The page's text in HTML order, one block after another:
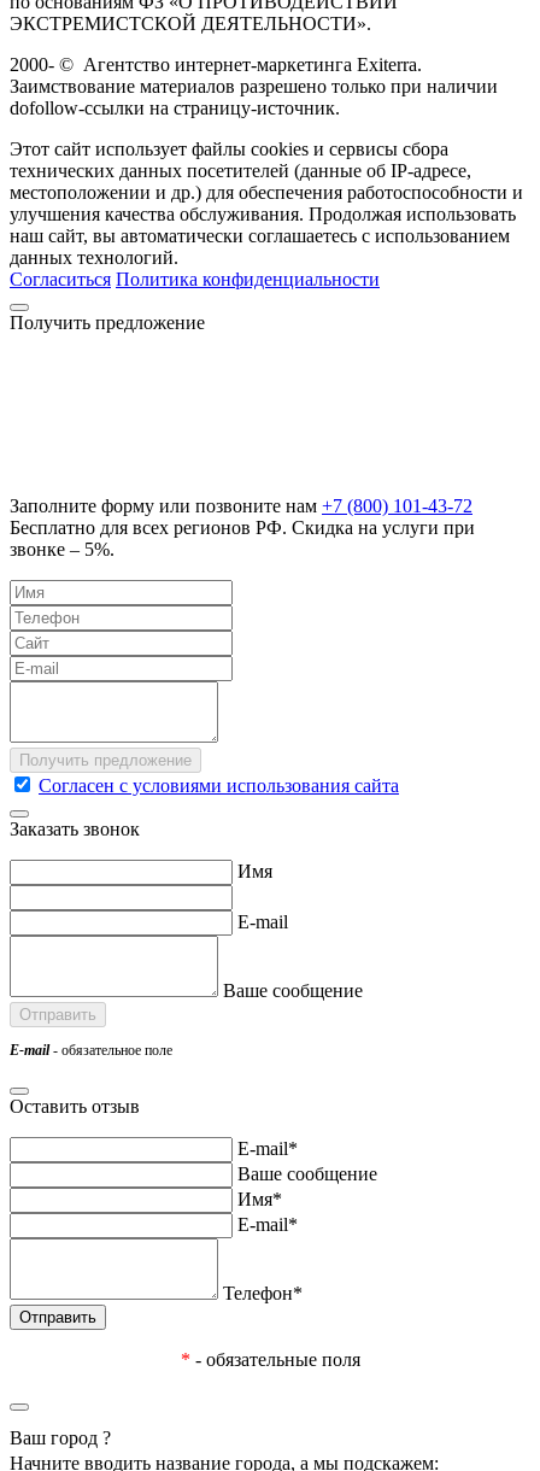
ЭКСТРЕМИСТСКОЙ ДЕЯТЕЛЬНОСТИ».
2000- © Агентство интернет-маркетинга Exiterra.
Заимствование материалов разрешено только при наличии
dofollow-ссылки на страницу-источник.
Этот сайт использует файлы cookies и сервисы сбора
технических данных посетителей (данные об IP-адресе,
местоположении и др.) для обеспечения работоспособности и
улучшения качества обслуживания. Продолжая использовать
наш сайт, вы автоматически соглашаетесь с использованием
данных технологий.
Согласиться Политика конфиденциальности
Получить предложение
Заполните форму или позвоните нам +7 (800) 101-43-72
Бесплатно для всех регионов РФ. Скидка на услуги при
звонке – 5%.
Согласен с условиями использования сайта
Заказать звонок
Имя
E-mail
Ваше сообщение
E-mail- обязательное поле
Оставить отзыв
E-mail*
Ваше сообщение
Имя*
E-mail*
Телефон*
* - обязательные поля
Ваш город ?
Начните вводить название города, а мы подскажем: